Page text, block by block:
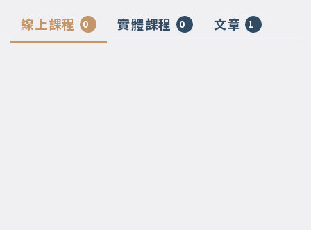
線上課程 0 實體課程 0 文章 1